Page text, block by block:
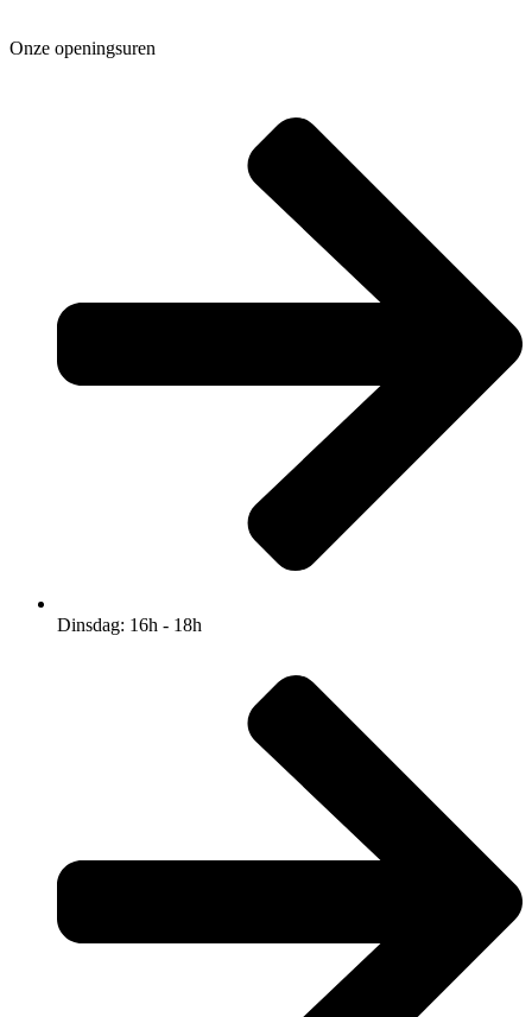
Onze openingsuren
Dinsdag: 16h - 18h